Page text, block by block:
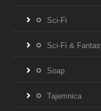
Sci-Fi
Sci-Fi &
Soap
Tajemnica